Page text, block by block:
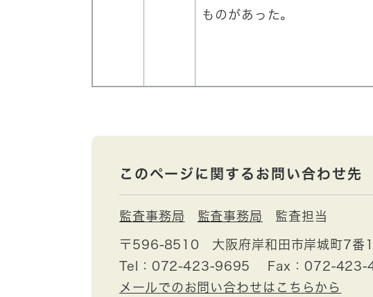
ものがあった。
このページに関するお問い合わせ先
監査事務局 監査事務局 監査担当
〒596-8510
大阪府岸和田市岸城町7
Tel：072-423-9695
Fax：072-423-
メールでのお問い合わせはこちらから